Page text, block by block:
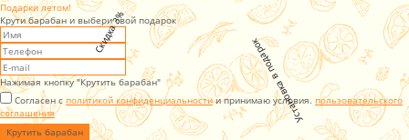
Скидка 3%
Установка в подарок
Подарки летом!
Крути барабан и выбери свой подарок
Нажимая кнопку "Крутить барабан"
Согласен с политикой конфиденциальностии принимаю условия. пользовательского
соглашения
Крутить барабан